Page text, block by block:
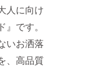
人に向け
です。
いお洒落
、高品質